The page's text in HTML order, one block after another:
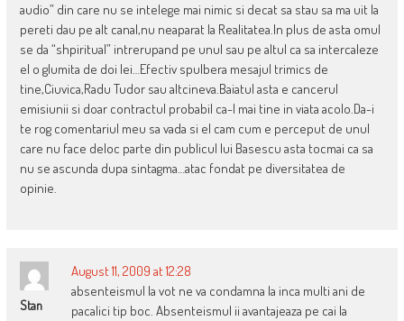
audio” din care nu se intelege mai nimic si decat sa stau sa ma uit la
pereti dau pe alt canal,nu neaparat la Realitatea.In plus de asta omul
se da “shpiritual” intrerupand pe unul sau pe altul ca sa intercaleze
el o glumita de doi lei…Efectiv spulbera mesajul trimics de
tine,Ciuvica,Radu Tudor sau altcineva.Baiatul asta e cancerul
emisiunii si doar contractul probabil ca-l mai tine in viata acolo.Da-i
te rog comentariul meu sa vada si el cam cum e perceput de unul
care nu face deloc parte din publicul lui Basescu asta tocmai ca sa
nu se ascunda dupa sintagma…atac fondat pe diversitatea de
opinie.
Stan
August 11, 2009 at 12:28
absenteismul la vot ne va condamna la inca multi ani de
pacalici tip boc. Absenteismul ii avantajeaza pe cai la